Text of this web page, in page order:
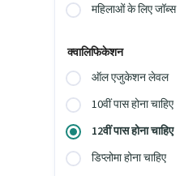
महिलाओं के लिए जॉब्स
क्वालिफिकेशन
ऑल एजुकेशन लेवल
10वीं पास होना चाहिए
12वीं पास होना चाहिए
डिप्लोमा होना चाहिए